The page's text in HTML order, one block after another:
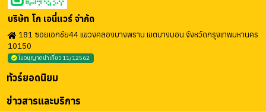
บริษัท โก เอนี่แวร์ จำกัด
181 ซอยเอกชัย44 แขวงคลองบางพราน เขตบางบอน จังหวัดกรุงเทพมหานคร
10150
ใบอนุญาตนำเที่ยว 11/12562
ข่าวสารและบริการ
ทัวร์ยอดนิยม